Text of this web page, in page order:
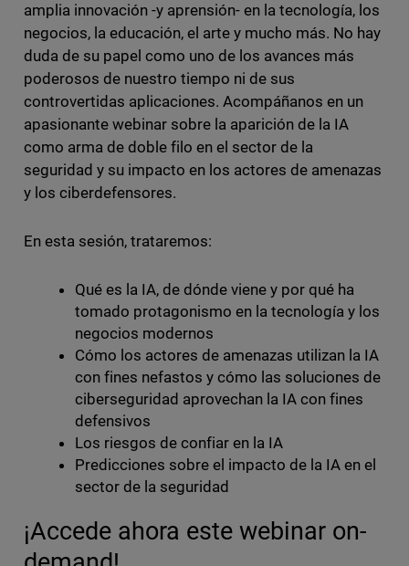
amplia innovación -y aprensión- en la tecnología, los
negocios, la educación, el arte y mucho más. No hay
duda de su papel como uno de los avances más
poderosos de nuestro tiempo ni de sus
controvertidas aplicaciones. Acompáñanos en un
apasionante webinar sobre la aparición de la IA
como arma de doble filo en el sector de la
seguridad y su impacto en los actores de amenazas
y los ciberdefensores.
En esta sesión, trataremos:
Qué es la IA, de dónde viene y por qué ha
tomado protagonismo en la tecnología y los
negocios modernos
Cómo los actores de amenazas utilizan la IA
con fines nefastos y cómo las soluciones de
ciberseguridad aprovechan la IA con fines
defensivos
Los riesgos de confiar en la IA
Predicciones sobre el impacto de la IA en el
sector de la seguridad
¡Accede ahora este webinar on-